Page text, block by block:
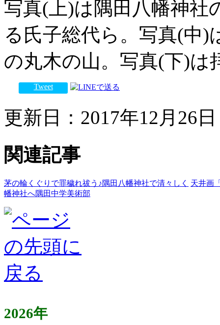
写真(上)は隅田八幡神社
る氏子総代ら。写真(中
の丸木の山。写真(下)は
Tweet
更新日：2017年12月26
関連記事
茅の輪くぐりで罪穢れ祓う♪隅田八幡神社で清々しく
天井画
幡神社へ隅田中学美術部
2026年